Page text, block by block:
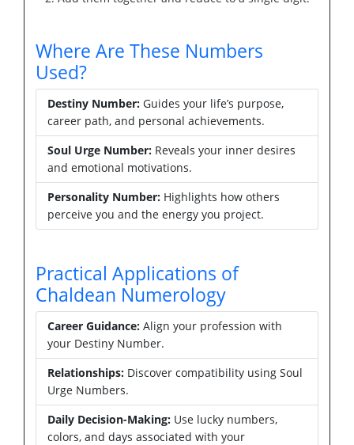
Where Are These Numbers
Used?
Destiny Number: Guides your life’s purpose,
career path, and personal achievements.
Soul Urge Number: Reveals your inner desires
and emotional motivations.
Personality Number: Highlights how others
perceive you and the energy you project.
Practical Applications of
Chaldean Numerology
Career Guidance: Align your profession with
your Destiny Number.
Relationships: Discover compatibility using Soul
Urge Numbers.
Daily Decision-Making: Use lucky numbers,
colors, and days associated with your